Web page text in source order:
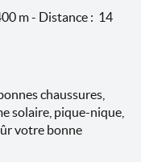
m - Distance : 14
chaussures,
solaire, pique-nique,
votre bonne